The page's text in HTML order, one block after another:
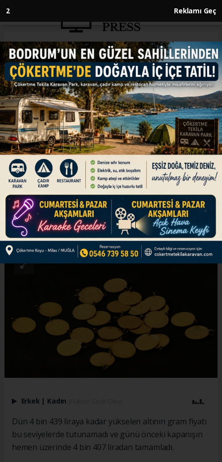
1 Reklamı Geç
Anasayfa EKONOMİ
Altının gramı 4 bin 376 liradan
işlem görüyor
EKONOMİ
25.07.2025 - 09:58, Güncelleme: 25.07.2025 - 09:58
Altının gramı, güne düşüşle başlamasının
ardından 4 bin 376 liradan işlem görüyor. Çeyrek
altın 7 bin 330 liradan, cumhuriyet altını ise 29
bin 569 liradan satılıyor
ABONE OL
Erkek | Kadın
Dün 4 bin 439 liraya kadar yükselen altının gram fiyatı
bu seviyelerde tutunamadı ve günü önceki kapanışın
hemen üzerinde 4 bin 407 liradan tamamladı.